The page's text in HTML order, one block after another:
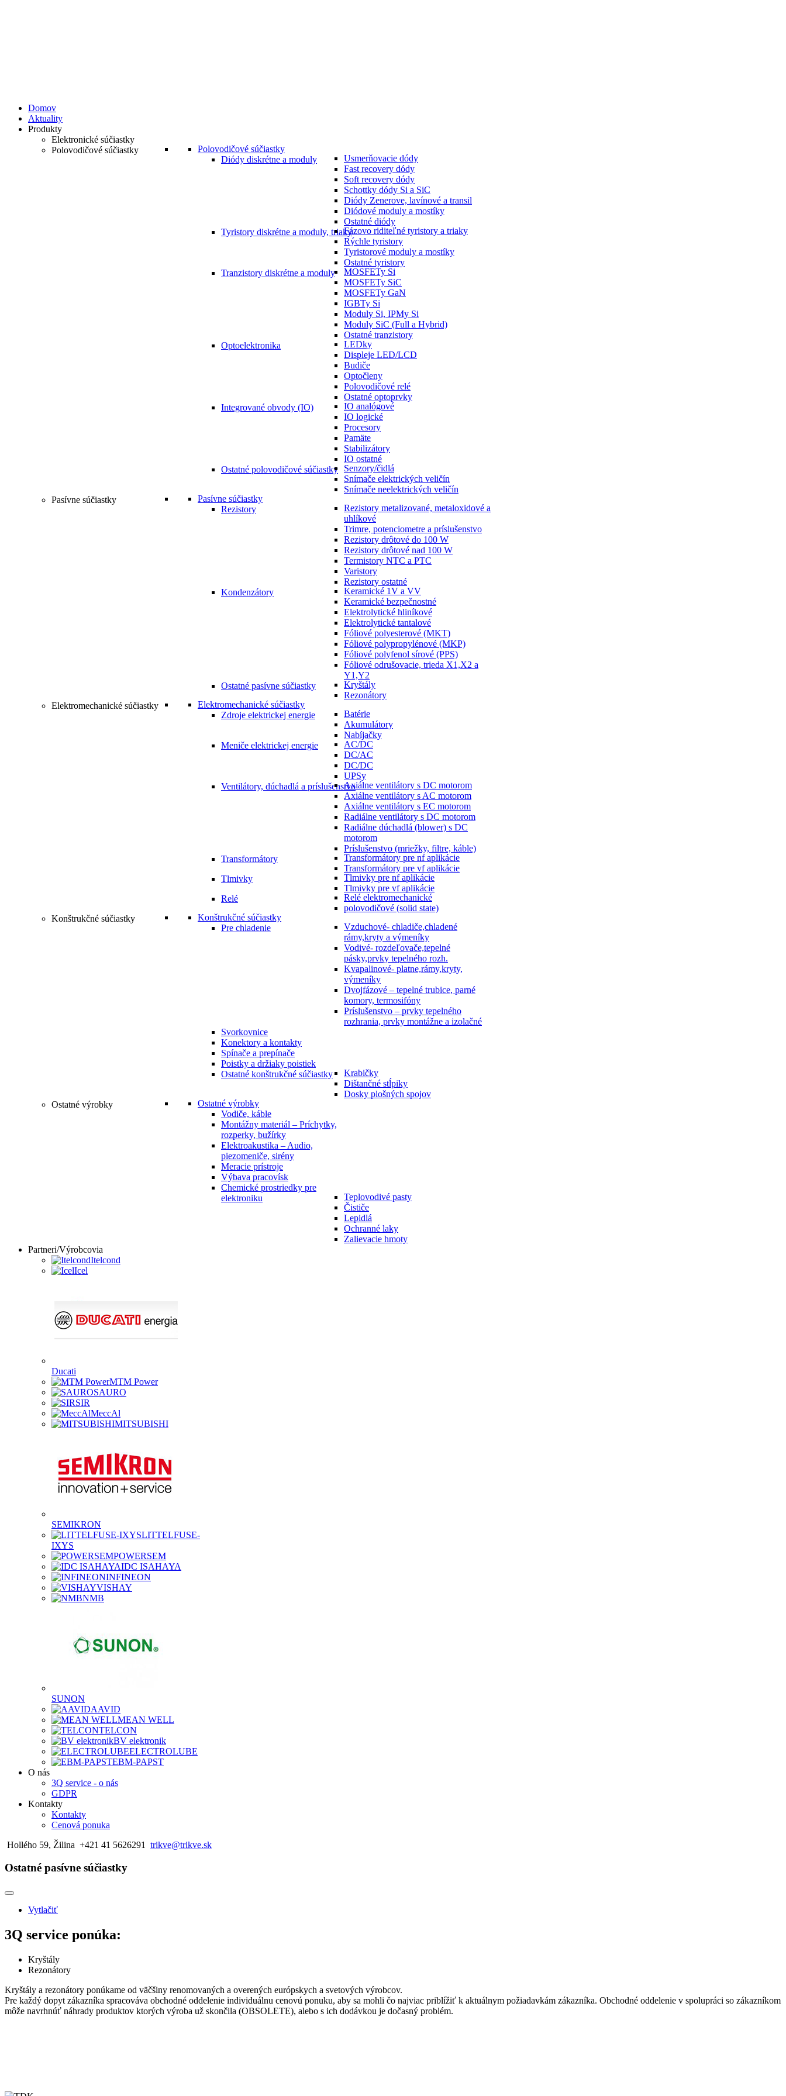
Domov
Aktuality
Produkty
Elektronické súčiastky
Polovodičové súčiastky
Polovodičové súčiastky
Diódy diskrétne a moduly
Usmerňovacie dódy
Fast recovery dódy
Soft recovery dódy
Schottky dódy Si a SiC
Diódy Zenerove, lavínové a transil
Diódové moduly a mostíky
Ostatné diódy
Tyristory diskrétne a moduly, triakyFázovo riditeľné tyristory a triaky
Rýchle tyristory
Tyristorové moduly a mostíky
Ostatné tyristory
Tranzistory diskrétne a moduly
MOSFETy Si
MOSFETy SiC
MOSFETy GaN
IGBTy Si
Moduly Si, IPMy Si
Moduly SiC (Full a Hybrid)
Ostatné tranzistory
Optoelektronika
LEDky
Displeje LED/LCD
Budiče
Optočleny
Polovodičové relé
Ostatné optoprvky
Integrované obvody (IO)
IO analógové
IO logické
Procesory
Pamäte
Stabilizátory
IO ostatné
Ostatné polovodičové súčiastky
Senzory/čidlá
Snímače elektrických veličín
Snímače neelektrických veličín
Pasívne súčiastky
Pasívne súčiastky
Rezistory
Rezistory metalizované, metaloxidové a
uhlíkové
Trimre, potenciometre a príslušenstvo
Rezistory drôtové do 100 W
Rezistory drôtové nad 100 W
Termistory NTC a PTC
Varistory
Rezistory ostatné
Kondenzátory
Keramické 1V a VV
Keramické bezpečnostné
Elektrolytické hliníkové
Elektrolytické tantalové
Fóliové polyesterové (MKT)
Fóliové polypropylénové (MKP)
Fóliové polyfenol sírové (PPS)
Fóliové odrušovacie, trieda X1,X2 a
Y1,Y2
Ostatné pasívne súčiastky
Kryštály
Rezonátory
Elektromechanické súčiastky
Elektromechanické súčiastky
Zdroje elektrickej energie
Batérie
Akumulátory
Nabíjačky
Meniče elektrickej energie
AC/DC
DC/AC
DC/DC
UPSy
Ventilátory, dúchadlá a príslušenstvoAxiálne ventilátory s DC motorom
Axiálne ventilátory s AC motorom
Axiálne ventilátory s EC motorom
Radiálne ventilátory s DC motorom
Radiálne dúchadlá (blower) s DC
motorom
Príslušenstvo (mriežky, filtre, káble)
Transformátory
Transformátory pre nf aplikácie
Transformátory pre vf aplikácie
Tlmivky
Tlmivky pre nf aplikácie
Tlmivky pre vf aplikácie
Relé
Relé elektromechanické
polovodičové (solid state)
Konštrukčné súčiastky
Konštrukčné súčiastky
Pre chladenie
Vzduchové- chladiče,chladené
rámy,kryty a výmeníky
Vodivé- rozdeľovače,tepelné
pásky,prvky tepelného rozh.
Kvapalinové- platne,rámy,kryty,
výmeníky
Dvojfázové – tepelné trubice, parné
komory, termosifóny
Príslušenstvo – prvky tepelného
rozhrania, prvky montážne a izolačné
Svorkovnice
Konektory a kontakty
Spínače a prepínače
Poistky a držiaky poistiek
Ostatné konštrukčné súčiastky
Krabičky
Dištančné stĺpiky
Dosky plošných spojov
Ostatné výrobky
Ostatné výrobky
Vodiče, káble
Montážny materiál – Príchytky,
rozperky, bužírky
Elektroakustika – Audio,
piezomeniče, sirény
Meracie prístroje
Výbava pracovísk
Chemické prostriedky pre
elektroniku
Teplovodivé pasty
Čističe
Lepidlá
Ochranné laky
Zalievacie hmoty
Partneri/Výrobcovia
Itelcond
Icel
Ducati
MTM Power
SAURO
SIR
MeccAl
MITSUBISHI
SEMIKRON
LITTELFUSE-
IXYS
POWERSEM
IDC ISAHAYA
INFINEON
VISHAY
NMB
SUNON
AAVID
MEAN WELL
TELCON
BV elektronik
ELECTROLUBE
EBM-PAPST
O nás
3Q service - o nás
GDPR
Kontakty
Kontakty
Cenová ponuka
Hollého 59, Žilina +421 41 5626291 trikve@trikve.sk
Ostatné pasívne súčiastky
Vytlačiť
3Q service ponúka:
Kryštály
Rezonátory
Kryštály a rezonátory ponúkame od väčšiny renomovaných a overených európskych a svetových výrobcov.
Pre každý dopyt zákazníka spracováva obchodné oddelenie individuálnu cenovú ponuku, aby sa mohli čo najviac priblížiť k aktuálnym požiadavkám zákazníka. Obchodné oddelenie v spolupráci so zákazníkom
môže navrhnúť náhrady produktov ktorých výroba už skončila (OBSOLETE), alebo s ich dodávkou je dočasný problém.